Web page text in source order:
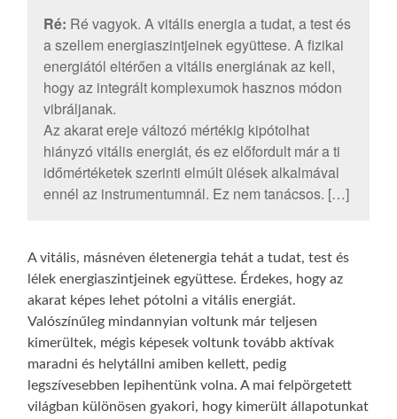
Ré: Ré vagyok. A vitális energia a tudat, a test és
a szellem energiaszintjeinek együttese. A fizikai
energiától eltérően a vitális energiának az kell,
hogy az integrált komplexumok hasznos módon
vibráljanak.
Az akarat ereje változó mértékig kipótolhat
hiányzó vitális energiát, és ez előfordult már a ti
időmértéketek szerinti elmúlt ülések alkalmával
ennél az instrumentumnál. Ez nem tanácsos. […]
A vitális, másnéven életenergia tehát a tudat, test és
lélek energiaszintjeinek együttese. Érdekes, hogy az
akarat képes lehet pótolni a vitális energiát.
Valószínűleg mindannyian voltunk már teljesen
kimerültek, mégis képesek voltunk tovább aktívak
maradni és helytállni amiben kellett, pedig
legszívesebben lepihentünk volna. A mai felpörgetett
világban különösen gyakori, hogy kimerült állapotunkat